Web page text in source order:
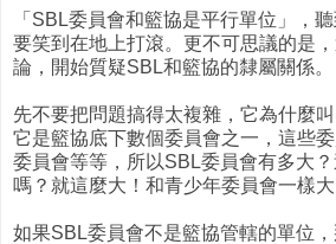
「SBL委員會和籃協是平行單位」，
要笑到在地上打滾。更不可思議的是
論，開始質疑SBL和籃協的隸屬關係。
先不要把問題搞得太複雜，它為什麼
它是籃協底下數個委員會之一，這些
委員會等等，所以SBL委員會有多大
嗎？就這麼大！和青少年委員會一樣大
如果SBL委員會不是籃協管轄的單位